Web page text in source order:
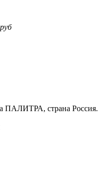
руб
ПАЛИТРА, страна Россия.